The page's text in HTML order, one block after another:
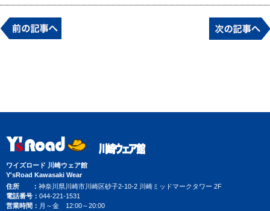
ワイズロード 川崎ウェア館
Y'sRoad Kawasaki Wear
住所
神奈川県川崎市川崎区砂子2-10-2 川崎ミッドマークタワー 2F
電話番号
044-221-1531
営業時間
月～金 12:00～20:00